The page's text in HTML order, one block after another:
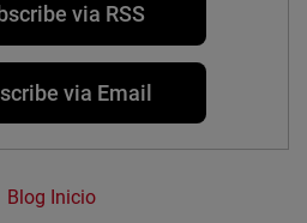
via RSS
via Email
Blog Inicio